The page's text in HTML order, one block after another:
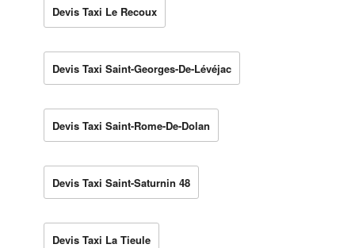
Devis Taxi Le Recoux
Devis Taxi Saint-Georges-De-Lévéjac
Devis Taxi Saint-Rome-De-Dolan
Devis Taxi Saint-Saturnin 48
Devis Taxi La Tieule